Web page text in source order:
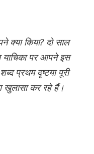
क्या किया? दो साल
पर आपने इस
प्रथम दृष्टया पूरी
खुलासा कर रहे हैं।